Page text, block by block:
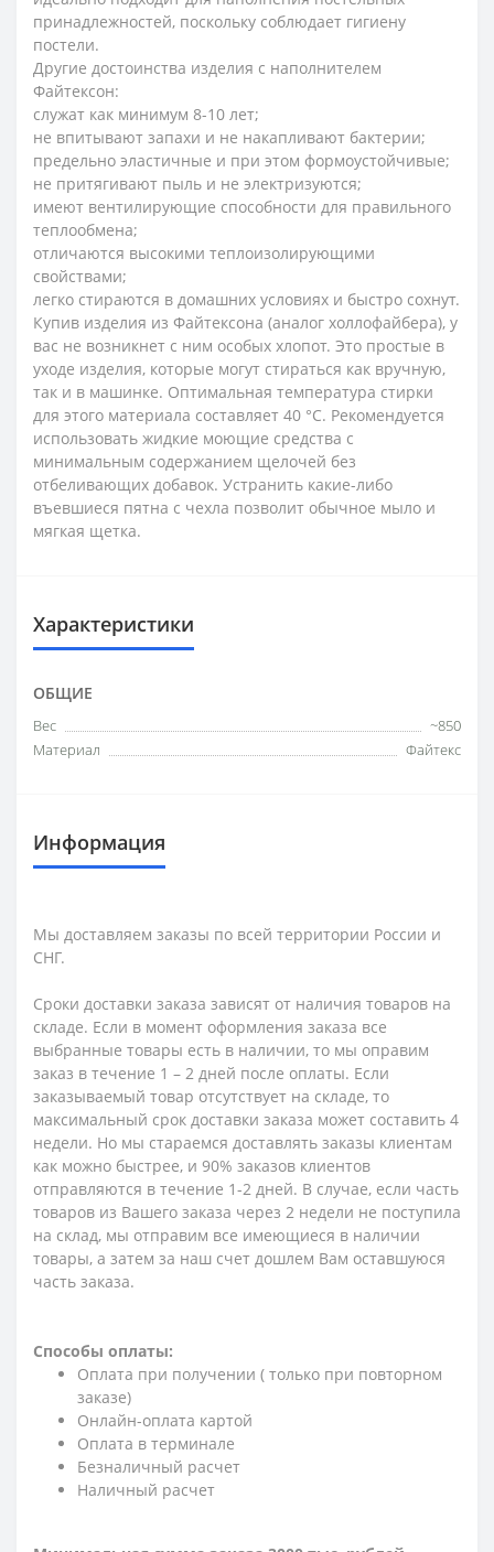
принадлежностей, поскольку соблюдает гигиену
постели.
Другие достоинства изделия с наполнителем
Файтексон:
служат как минимум 8-10 лет;
не впитывают запахи и не накапливают бактерии;
предельно эластичные и при этом формоустойчивые;
не притягивают пыль и не электризуются;
имеют вентилирующие способности для правильного
теплообмена;
отличаются высокими теплоизолирующими
свойствами;
легко стираются в домашних условиях и быстро сохнут.
Купив изделия из Файтексона (аналог холлофайбера), у
вас не возникнет с ним особых хлопот. Это простые в
уходе изделия, которые могут стираться как вручную,
так и в машинке. Оптимальная температура стирки
для этого материала составляет 40 °C. Рекомендуется
использовать жидкие моющие средства с
минимальным содержанием щелочей без
отбеливающих добавок. Устранить какие-либо
въевшиеся пятна с чехла позволит обычное мыло и
мягкая щетка.
Характеристики
ОБЩИЕ
Вес
~850
Материал
Файтекс
Информация
Мы доставляем заказы по всей территории России и
СНГ.
Сроки доставки заказа зависят от наличия товаров на
складе. Если в момент оформления заказа все
выбранные товары есть в наличии, то мы оправим
заказ в течение 1 – 2 дней после оплаты. Если
заказываемый товар отсутствует на складе, то
максимальный срок доставки заказа может составить 4
недели. Но мы стараемся доставлять заказы клиентам
как можно быстрее, и 90% заказов клиентов
отправляются в течение 1-2 дней. В случае, если часть
товаров из Вашего заказа через 2 недели не поступила
на склад, мы отправим все имеющиеся в наличии
товары, а затем за наш счет дошлем Вам оставшуюся
часть заказа.
Способы оплаты:
Оплата при получении ( только при повторном
заказе)
Онлайн-оплата картой
Оплата в терминале
Безналичный расчет
Наличный расчет